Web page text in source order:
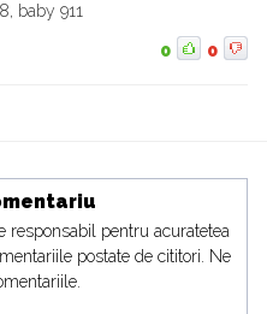
baby 911
0 0
responsabil pentru acuratetea
postate de cititori. Ne